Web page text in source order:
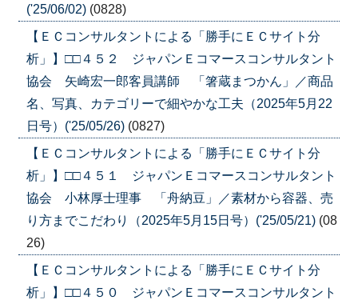
('25/06/02) (0828)
【ＥＣコンサルタントによる「勝手にＥＣサイト分
析」】□□４５２ ジャパンＥコマースコンサルタント
協会 矢崎宏一郎客員講師 「箸蔵まつかん」／商品
名、写真、カテゴリーで細やかな工夫（2025年5月22
日号）('25/05/26) (0827)
【ＥＣコンサルタントによる「勝手にＥＣサイト分
析」】□□４５１ ジャパンＥコマースコンサルタント
協会 小林厚士理事 「舟納豆」／素材から容器、売
り方までこだわり（2025年5月15日号）('25/05/21) (08
26)
【ＥＣコンサルタントによる「勝手にＥＣサイト分
析」】□□４５０ ジャパンＥコマースコンサルタント